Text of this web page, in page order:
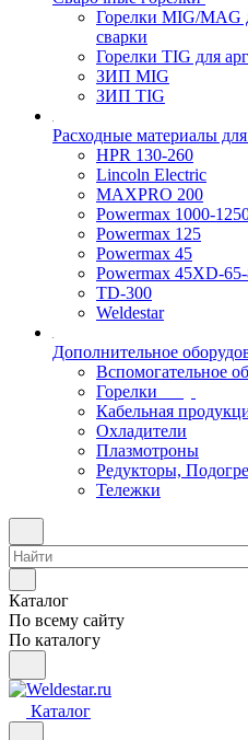
Горелки MIG/MAG
сварки
Горелки TIG для
ЗИП MIG
ЗИП TIG
Расходные материалы
HPR 130-260
Lincoln Electric
MAXPRO 200
Powermax 1000-
Powermax 125
Powermax 45
Powermax 45XD-
TD-300
Weldestar
Дополнительное
Вспомогательное
Горелки
Кабельная
Охладители
Плазмотроны
Редукторы,
Тележки
Каталог
По всему сайту
По каталогу
Каталог